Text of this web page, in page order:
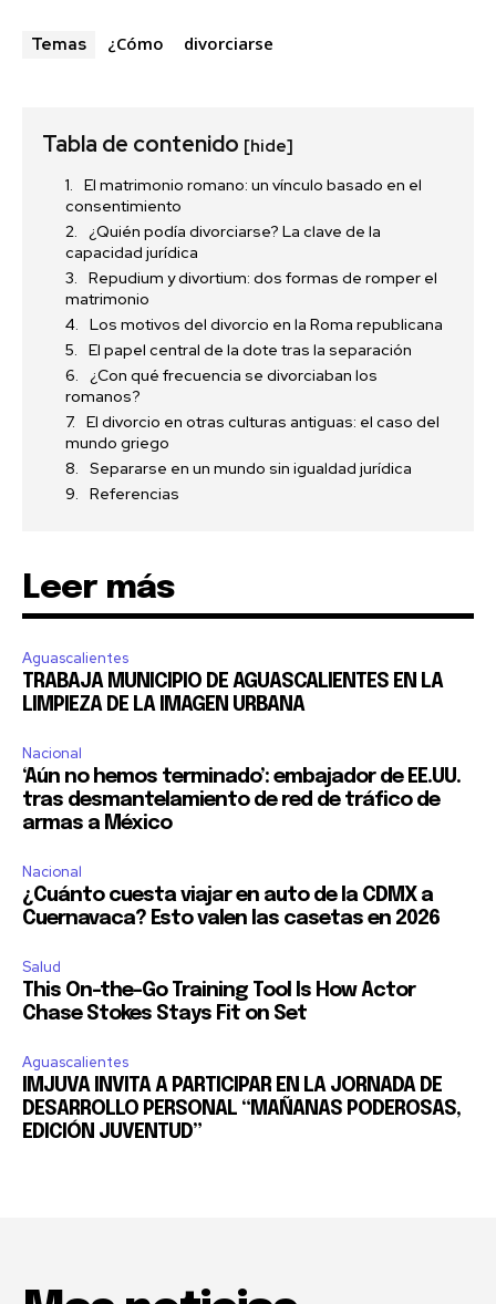
Temas ¿Cómo divorciarse
Tabla de contenido [hide]
El matrimonio romano: un vínculo basado en el
consentimiento
¿Quién podía divorciarse? La clave de la
capacidad jurídica
Repudium y divortium: dos formas de romper el
matrimonio
Los motivos del divorcio en la Roma republicana
El papel central de la dote tras la separación
¿Con qué frecuencia se divorciaban los
romanos?
El divorcio en otras culturas antiguas: el caso del
mundo griego
Separarse en un mundo sin igualdad jurídica
Referencias
Leer más
Aguascalientes
TRABAJA MUNICIPIO DE AGUASCALIENTES EN LA
LIMPIEZA DE LA IMAGEN URBANA
Nacional
‘Aún no hemos terminado’: embajador de EE.UU.
tras desmantelamiento de red de tráfico de
armas a México
Nacional
¿Cuánto cuesta viajar en auto de la CDMX a
Cuernavaca? Esto valen las casetas en 2026
Salud
This On-the-Go Training Tool Is How Actor
Chase Stokes Stays Fit on Set
Aguascalientes
IMJUVA INVITA A PARTICIPAR EN LA JORNADA DE
DESARROLLO PERSONAL “MAÑANAS PODEROSAS,
EDICIÓN JUVENTUD”